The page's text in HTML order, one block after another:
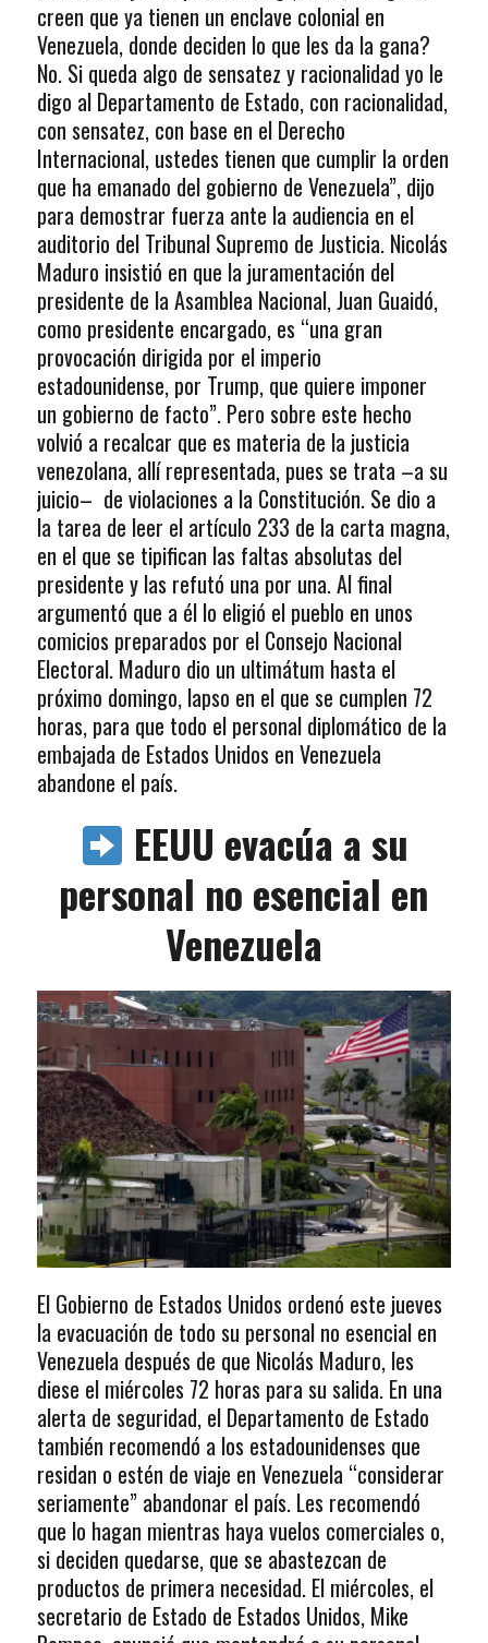
creen que ya tienen un enclave colonial en
Venezuela, donde deciden lo que les da la gana?
No. Si queda algo de sensatez y racionalidad yo le
digo al Departamento de Estado, con racionalidad,
con sensatez, con base en el Derecho
Internacional, ustedes tienen que cumplir la orden
que ha emanado del gobierno de Venezuela”, dijo
para demostrar fuerza ante la audiencia en el
auditorio del Tribunal Supremo de Justicia. Nicolás
Maduro insistió en que la juramentación del
presidente de la Asamblea Nacional, Juan Guaidó,
como presidente encargado, es “una gran
provocación dirigida por el imperio
estadounidense, por Trump, que quiere imponer
un gobierno de facto”. Pero sobre este hecho
volvió a recalcar que es materia de la justicia
venezolana, allí representada, pues se trata –a su
juicio– de violaciones a la Constitución. Se dio a
la tarea de leer el artículo 233 de la carta magna,
en el que se tipifican las faltas absolutas del
presidente y las refutó una por una. Al final
argumentó que a él lo eligió el pueblo en unos
comicios preparados por el Consejo Nacional
Electoral. Maduro dio un ultimátum hasta el
próximo domingo, lapso en el que se cumplen 72
horas, para que todo el personal diplomático de la
embajada de Estados Unidos en Venezuela
abandone el país.
EEUU evacúa a su
personal no esencial en
Venezuela
El Gobierno de Estados Unidos ordenó este jueves
la evacuación de todo su personal no esencial en
Venezuela después de que Nicolás Maduro, les
diese el miércoles 72 horas para su salida. En una
alerta de seguridad, el Departamento de Estado
también recomendó a los estadounidenses que
residan o estén de viaje en Venezuela “considerar
seriamente” abandonar el país. Les recomendó
que lo hagan mientras haya vuelos comerciales o,
si deciden quedarse, que se abastezcan de
productos de primera necesidad. El miércoles, el
secretario de Estado de Estados Unidos, Mike